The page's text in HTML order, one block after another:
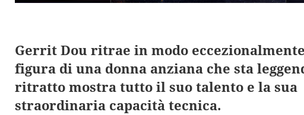
Gerrit Dou ritrae in modo
figura di una donna anziana che sta
ritratto mostra tutto il suo talento e la sua
straordinaria capacità tecnica.